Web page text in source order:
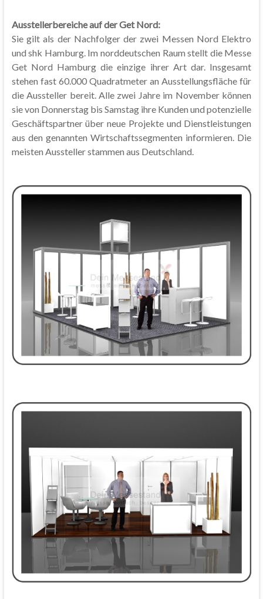
Ausstellerbereiche auf der Get Nord:
Sie gilt als der Nachfolger der zwei Messen Nord Elektro
und shk Hamburg. Im norddeutschen Raum stellt die Messe
Get Nord Hamburg die einzige ihrer Art dar. Insgesamt
stehen fast 60.000 Quadratmeter an Ausstellungsfläche für
die Aussteller bereit. Alle zwei Jahre im November können
sie von Donnerstag bis Samstag ihre Kunden und potenzielle
Geschäftspartner über neue Projekte und Dienstleistungen
aus den genannten Wirtschaftssegmenten informieren. Die
meisten Aussteller stammen aus Deutschland.